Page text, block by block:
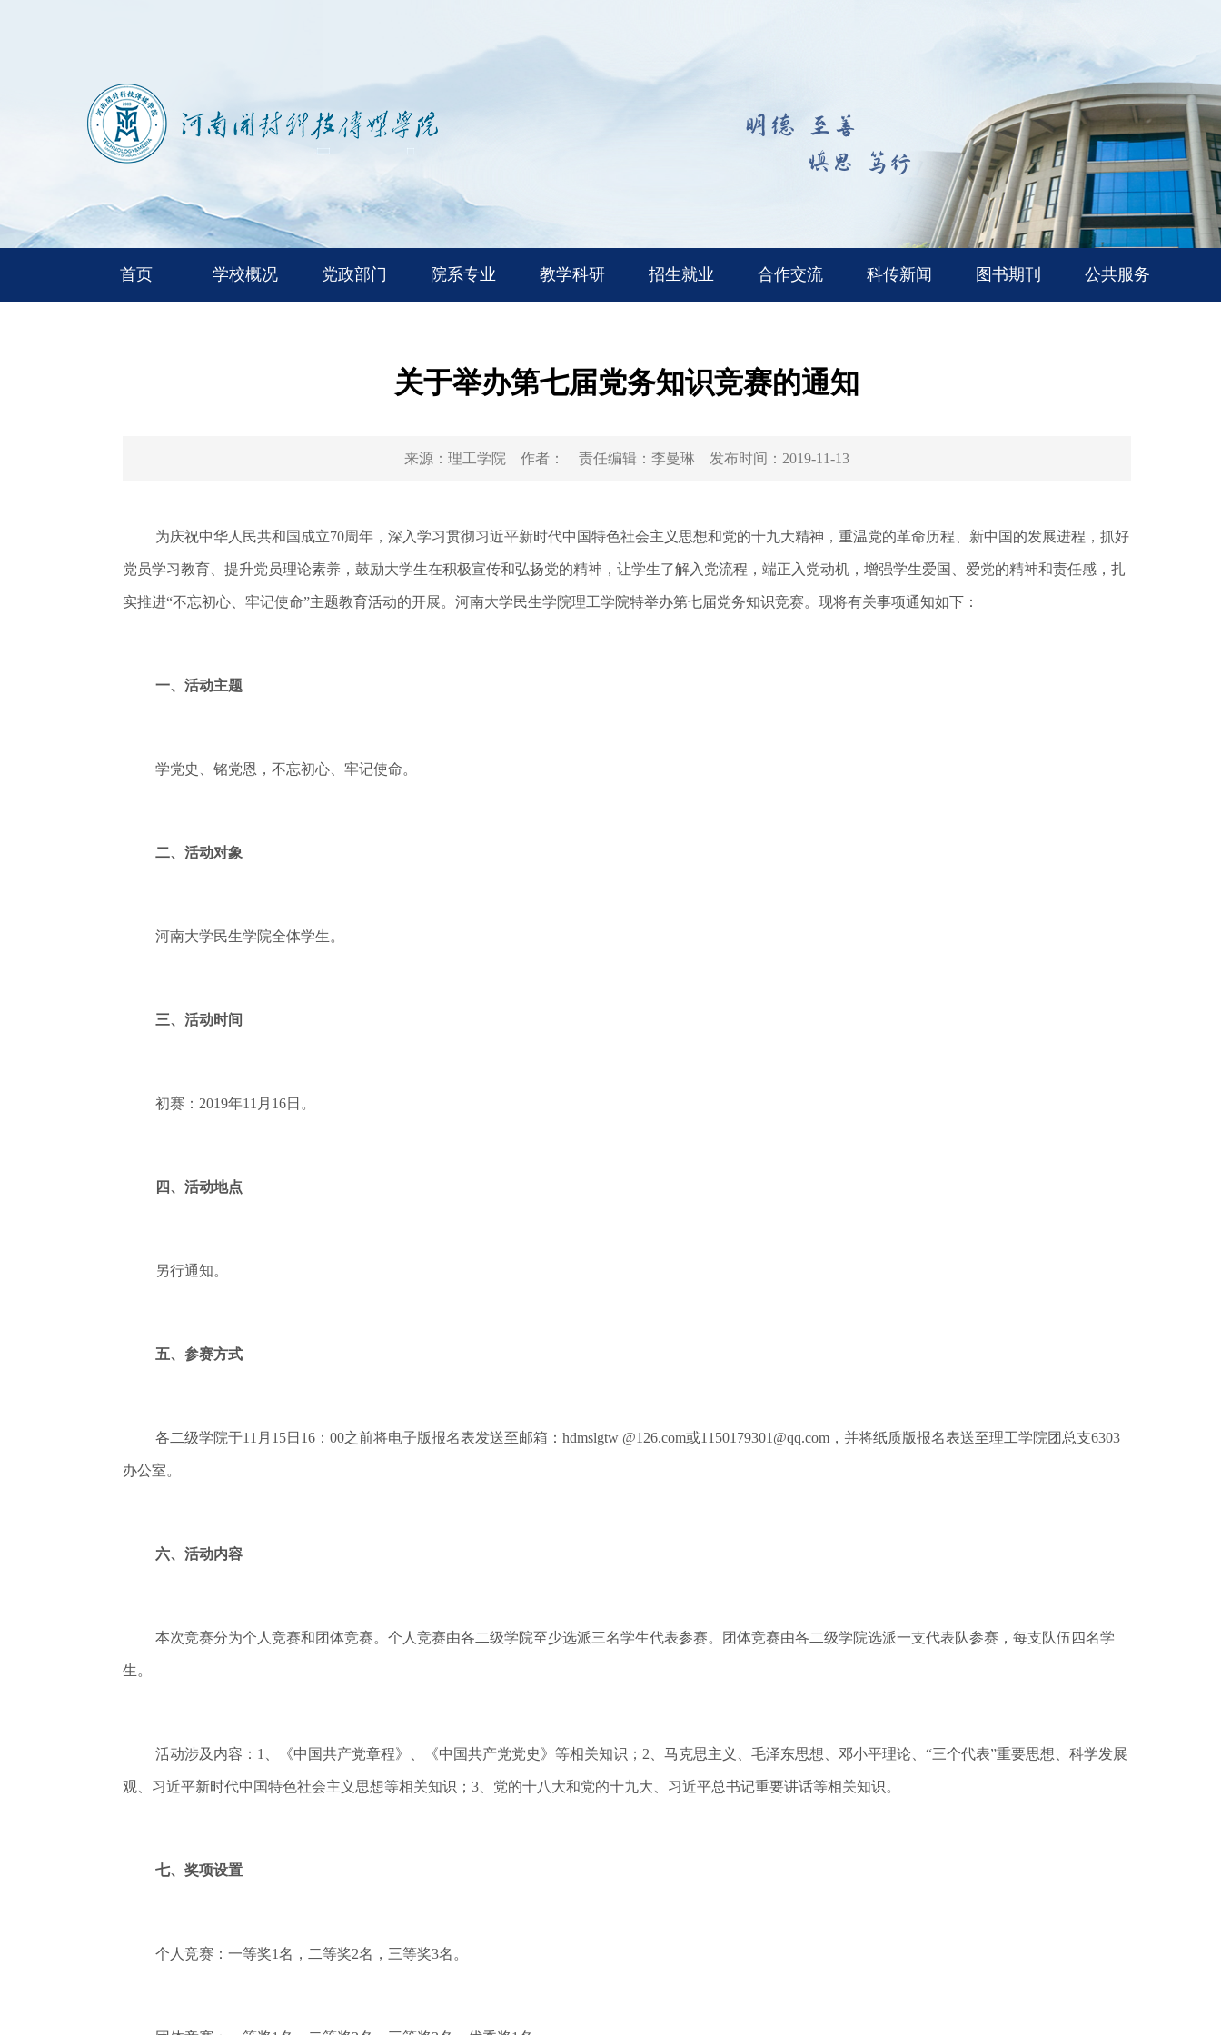
首页 学校概况 党政部门 院系专业 教学科研 招生就业 合作交流 科传新闻 图书期刊 公共服务
关于举办第七届党务知识竞赛的通知
来源： 理工学院 作者： 责任编辑： 李曼琳 发布时间： 2019-11-13
为庆祝中华人民共和国成立70周年，深入学习贯彻习近平新时代中国特色社会主义思想和党的十九大精神，重温党的革命历程、新中国的发展进程，抓好
党员学习教育、提升党员理论素养，鼓励大学生在积极宣传和弘扬党的精神，让学生了解入党流程，端正入党动机，增强学生爱国、爱党的精神和责任感，扎
实推进“不忘初心、牢记使命”主题教育活动的开展。河南大学民生学院理工学院特举办第七届党务知识竞赛。现将有关事项通知如下：
一、活动主题
学党史、铭党恩，不忘初心、牢记使命。
二、活动对象
河南大学民生学院全体学生。
三、活动时间
初赛：2019年11月16日。
四、活动地点
另行通知。
五、参赛方式
各二级学院于11月15日16：00之前将电子版报名表发送至邮箱：hdmslgtw @126.com或1150179301@qq.com，并将纸质版报名表送至理工学院团总支6303
办公室。
六、活动内容
本次竞赛分为个人竞赛和团体竞赛。个人竞赛由各二级学院至少选派三名学生代表参赛。团体竞赛由各二级学院选派一支代表队参赛，每支队伍四名学
生。
活动涉及内容：1、《中国共产党章程》、《中国共产党党史》等相关知识；2、马克思主义、毛泽东思想、邓小平理论、“三个代表”重要思想、科学发展
观、习近平新时代中国特色社会主义思想等相关知识；3、党的十八大和党的十九大、习近平总书记重要讲话等相关知识。
七、奖项设置
个人竞赛：一等奖1名，二等奖2名，三等奖3名。